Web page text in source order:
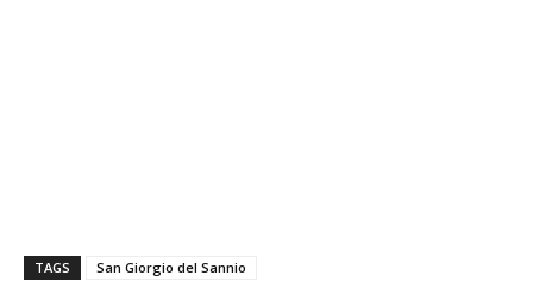
TAGS San Giorgio del Sannio